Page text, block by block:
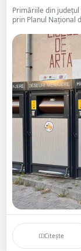
Primăriile din
prin Planul Național
Citește